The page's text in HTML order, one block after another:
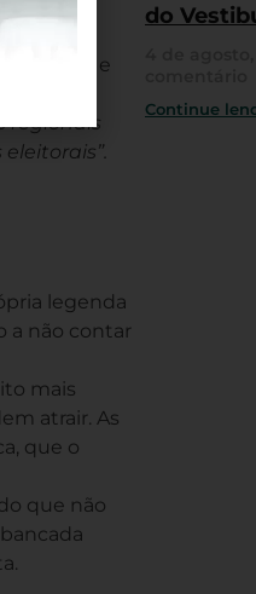
Sul e
regionais
legenda
a não contar
mais
atrair. As
que o
que não
do
Continue